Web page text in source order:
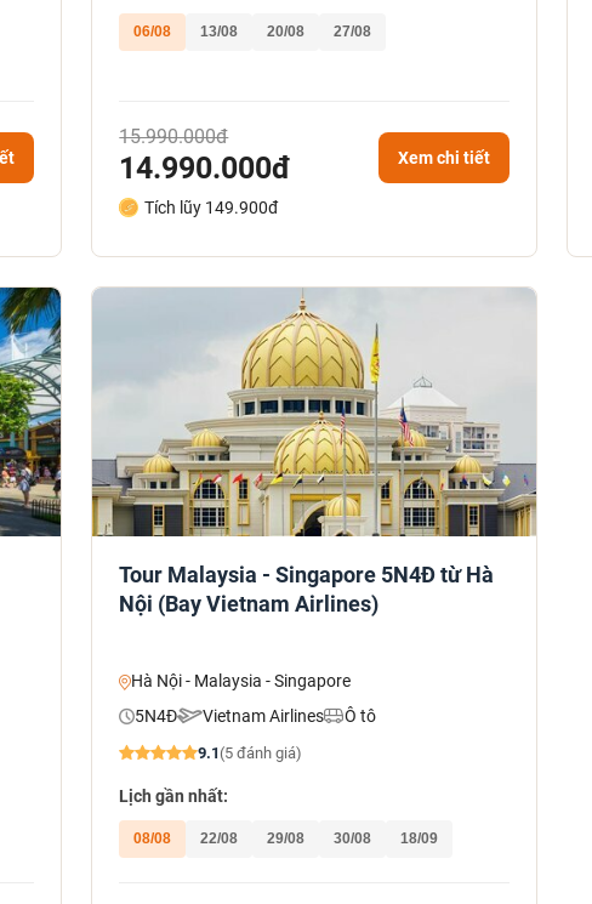
06/08 13/08 20/08 27/08
15.990.000đ
14.990.000đ Xem chi tiết
Tích lũy 149.900đ
Tour Malaysia - Singapore 5N4Đ từ Hà
Nội (Bay Vietnam Airlines)
Hà Nội - Malaysia - Singapore
5N4Đ
Vietnam Airlines Ô tô
9.1 (5 đánh giá)
Lịch gần nhất:
08/08 22/08 29/08 30/08 18/09